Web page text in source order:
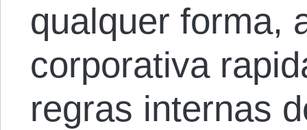
qualquer forma,
corporativa
regras internas